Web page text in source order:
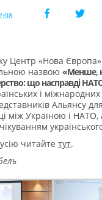
Центр «Нова Європа»
назвою «Менше,
що насправді НАТО
і
Альянсу
між Україною і НАТО,
читайте тут.